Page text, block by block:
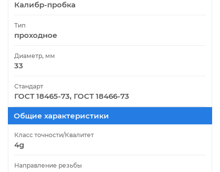
Калибр-пробка
Тип
проходное
Диаметр, мм
33
Стандарт
ГОСТ 18465-73, ГОСТ 18466-73
Общие характеристики
Класс точности/Квалитет
4g
Направление резьбы